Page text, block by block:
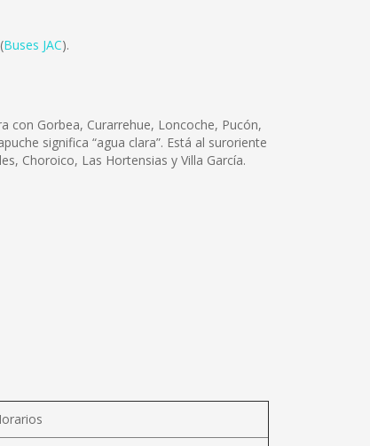
Buses JAC).
con Gorbea, Curarrehue, Loncoche, Pucón,
significa “agua clara”. Está al suroriente
Choroico, Las Hortensias y Villa García.